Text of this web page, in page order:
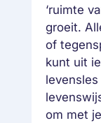
‘ruimte
groeit.
of
kunt uit
om met